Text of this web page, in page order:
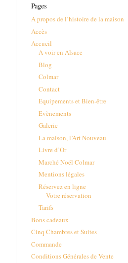
Pages
A propos de l’histoire de la maison
Accès
Accueil
A voir en Alsace
Blog
Colmar
Contact
Equipements et Bien-être
Evènements
Galerie
La maison, l’Art Nouveau
Livre d’Or
Marché Noël Colmar
Mentions légales
Réservez en ligne
Votre réservation
Tarifs
Bons cadeaux
Cinq Chambres et Suites
Commande
Conditions Générales de Vente